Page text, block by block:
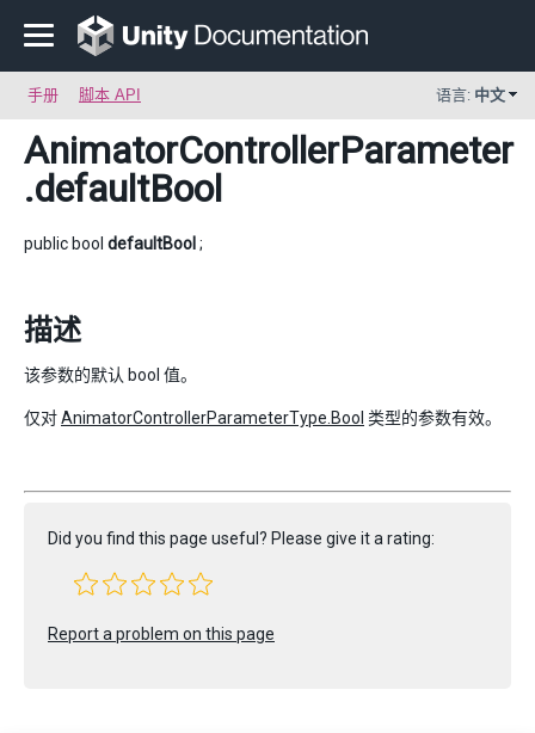
手册 脚本 API 语言: 中文
AnimatorControllerParameter
.defaultBool
public bool defaultBool ;
描述
该参数的默认 bool 值。
仅对AnimatorControllerParameterType.Bool 类型的参数有效。
Did you find this page useful? Please give it a rating:
Report a problem on this page